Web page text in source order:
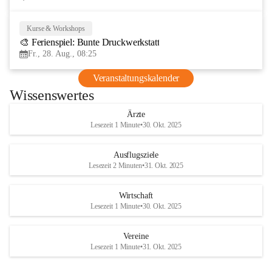
Kurse & Workshops
🎨 Ferienspiel: Bunte Druckwerkstatt
Fr., 28. Aug., 08:25
Veranstaltungskalender
Wissenswertes
Ärzte
Lesezeit 1 Minute•30. Okt. 2025
Ausflugsziele
Lesezeit 2 Minuten•31. Okt. 2025
Wirtschaft
Lesezeit 1 Minute•30. Okt. 2025
Vereine
Lesezeit 1 Minute•31. Okt. 2025